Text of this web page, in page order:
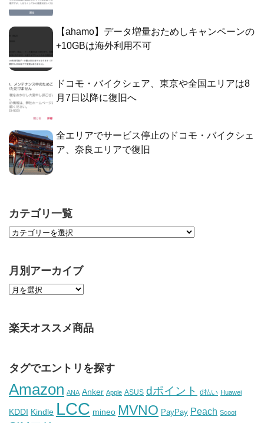
【ahamo】データ増量おためしキャンペーンの
+10GBは海外利用不可
ドコモ・バイクシェア、東京や全国エリアは8
月7日以降に復旧へ
全エリアでサービス停止のドコモ・バイクシェ
ア、奈良エリアで復旧
カテゴリ一覧
月別アーカイブ
楽天オススメ商品
タグでエントリを探す
Amazon ANA Anker Apple ASUS dポイント d払い Huawei
KDDI Kindle LCC mineo MVNO PayPay Peach Scoot